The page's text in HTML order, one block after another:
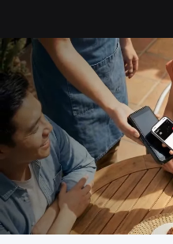
Crypto Card EU | Bybit Card: